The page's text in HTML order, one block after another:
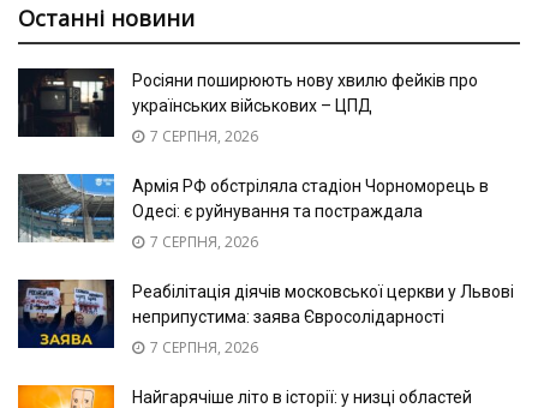
Останні новини
Росіяни поширюють нову хвилю фейків про
українських військових – ЦПД
7 СЕРПНЯ, 2026
Армія РФ обстріляла стадіон Чорноморець в
Одесі: є руйнування та постраждала
7 СЕРПНЯ, 2026
Реабілітація діячів московської церкви у Львові
неприпустима: заява Євросолідарності
7 СЕРПНЯ, 2026
Найгарячіше літо в історії: у низці областей